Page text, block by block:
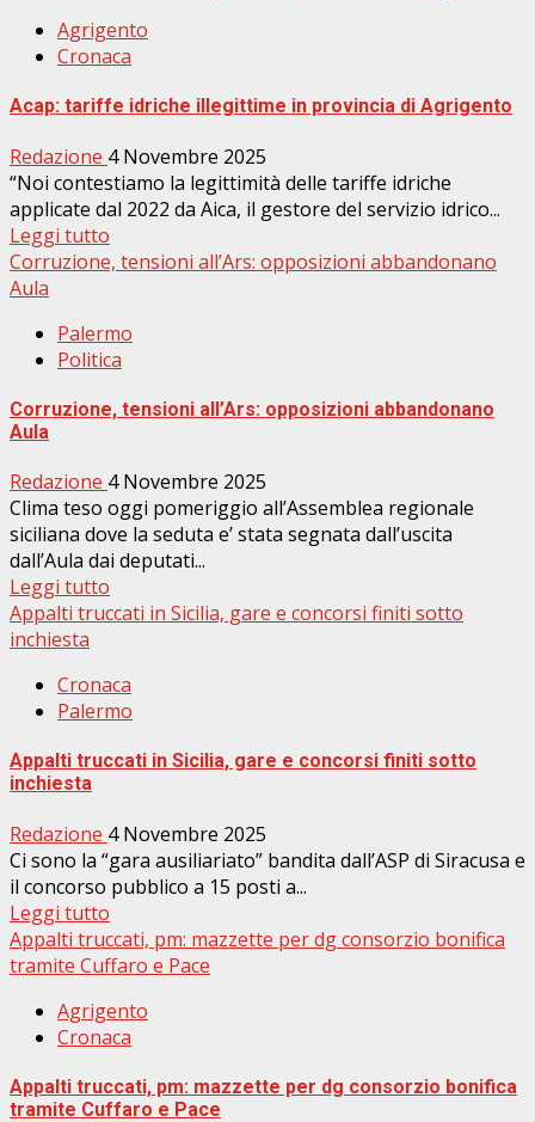
Agrigento
Cronaca
Acap: tariffe idriche illegittime in provincia di Agrigento
Redazione 4 Novembre 2025
“Noi contestiamo la legittimità delle tariffe idriche
applicate dal 2022 da Aica, il gestore del servizio idrico...
Leggi tutto
Corruzione, tensioni all’Ars: opposizioni abbandonano
Aula
Palermo
Politica
Corruzione, tensioni all’Ars: opposizioni abbandonano
Aula
Redazione 4 Novembre 2025
Clima teso oggi pomeriggio all’Assemblea regionale
siciliana dove la seduta e’ stata segnata dall’uscita
dall’Aula dai deputati...
Leggi tutto
Appalti truccati in Sicilia, gare e concorsi finiti sotto
inchiesta
Cronaca
Palermo
Appalti truccati in Sicilia, gare e concorsi finiti sotto
inchiesta
Redazione 4 Novembre 2025
Ci sono la “gara ausiliariato” bandita dall’ASP di Siracusa e
il concorso pubblico a 15 posti a...
Leggi tutto
Appalti truccati, pm: mazzette per dg consorzio bonifica
tramite Cuffaro e Pace
Agrigento
Cronaca
Appalti truccati, pm: mazzette per dg consorzio bonifica
tramite Cuffaro e Pace